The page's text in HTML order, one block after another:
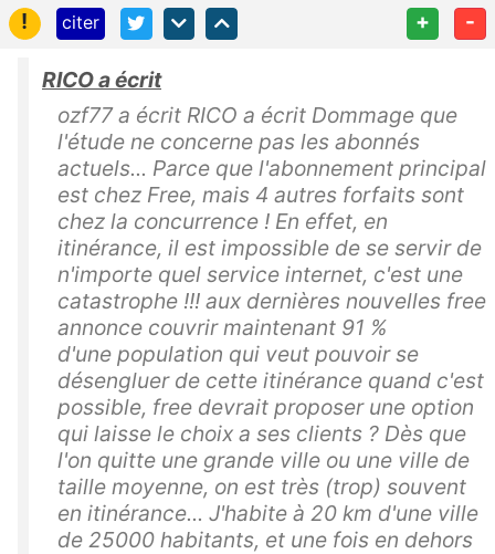
!
citer + -
RICO a écrit
ozf77 a écrit RICO a écrit Dommage que
l'étude ne concerne pas les abonnés
actuels... Parce que l'abonnement principal
est chez Free, mais 4 autres forfaits sont
chez la concurrence ! En effet, en
itinérance, il est impossible de se servir de
n'importe quel service internet, c'est une
catastrophe !!! aux dernières nouvelles free
annonce couvrir maintenant 91 %
d'une population qui veut pouvoir se
désengluer de cette itinérance quand c'est
possible, free devrait proposer une option
qui laisse le choix a ses clients ? Dès que
l'on quitte une grande ville ou une ville de
taille moyenne, on est très (trop) souvent
en itinérance... J'habite à 20 km d'une ville
de 25000 habitants, et une fois en dehors